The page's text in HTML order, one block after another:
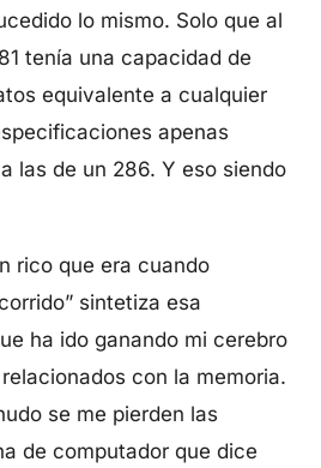
lo mismo. Solo que al
tenía una capacidad de
equivalente a cualquier
apenas
las de un 286. Y eso siendo
rico que era cuando
sintetiza esa
ha ido ganando mi cerebro
con la memoria.
se me pierden las
de computador que dice